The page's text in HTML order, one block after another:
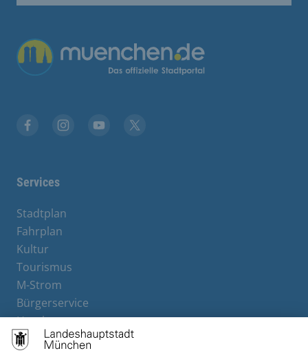
Services
Stadtplan
Fahrplan
Kultur
Tourismus
M-Strom
Bürgerservice
Hotels